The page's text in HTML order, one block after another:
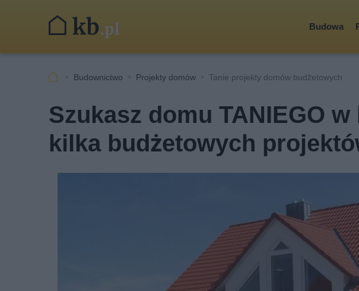
Budowa
Budownictwo Projekty domów Tanie projekty domów budżetowych
Szukasz domu TANIEGO
kilka budżetowych